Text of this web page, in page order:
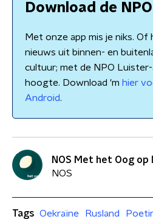
Download de
Met onze app mis je niks.
nieuws uit binnen- en
cultuur; met de NPO
hoogte. Download 'm hier
Android.
NOS Met het Oog op
NOS
Tags Oekraïne Rusland